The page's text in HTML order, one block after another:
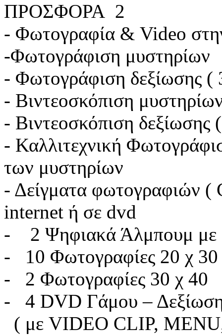
ΠΡΟΣΦΟΡΑ 2
- Φωτογραφία & Video
-Φωτογράφιση μυστηρίων
- Φωτογράφιση δεξίωσης (
- Βιντεοσκόπιση
- Βιντεοσκόπιση δεξίωσης
- Καλλιτεχνική
των μυστηρίων
- Δείγματα φωτογραφιών
internet ή σε dvd
- 2 Ψηφιακά Άλμπουμ με
- 10 Φωτογραφίες 20 χ 30
- 2 Φωτογραφίες 30 χ 40
- 4 DVD Γάμου –
( με VIDEO CLIP,